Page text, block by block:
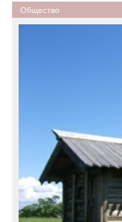
Общество